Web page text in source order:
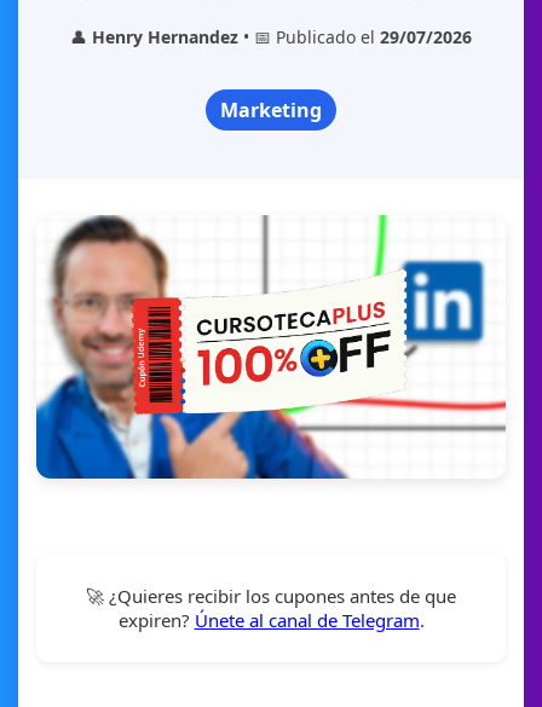
👤 Henry Hernandez • 📅 Publicado el 29/07/2026
Marketing
🚀 ¿Quieres recibir los cupones antes de que
expiren? Únete al canal de Telegram.